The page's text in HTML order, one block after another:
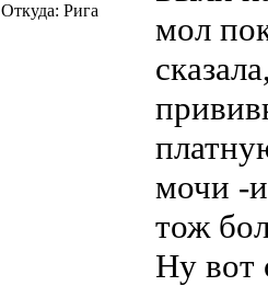
Откуда: Рига
мол
мочи -
тож
Ну вот